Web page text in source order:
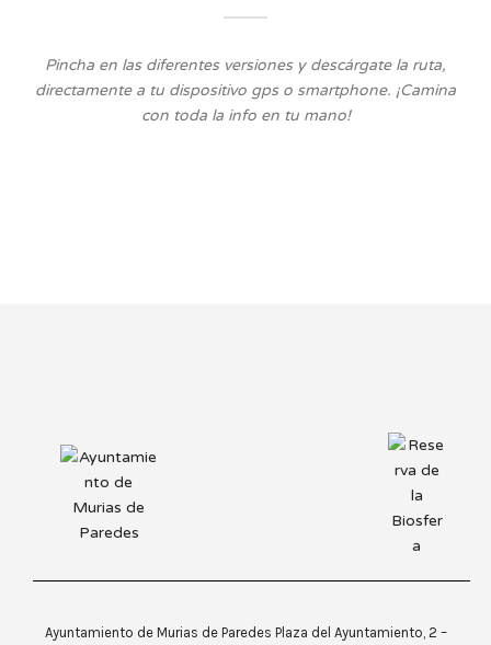
Pincha en las diferentes versiones y descárgate la ruta,
directamente a tu dispositivo gps o smartphone. ¡Camina
con toda la info en tu mano!
Ayuntamiento de Murias de Paredes Plaza del Ayuntamiento, 2 –